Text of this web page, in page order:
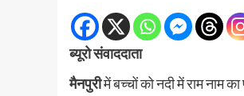
ब्यूरो संवाददाता
मैनपुरीमें बच्चों को नदी में राम नाम